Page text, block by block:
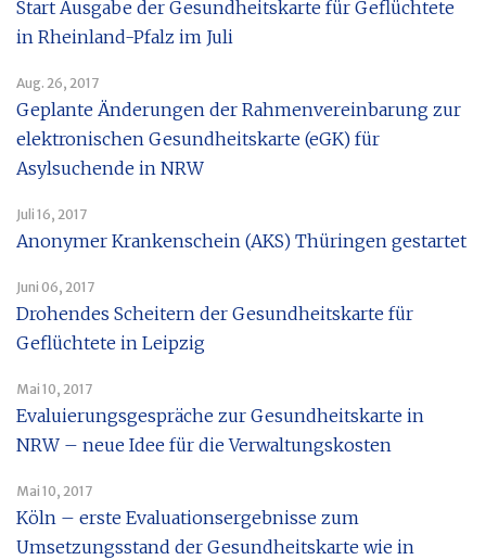
Start Ausgabe der Gesundheitskarte für Geflüchtete
in Rheinland-Pfalz im Juli
Aug. 26, 2017
Geplante Änderungen der Rahmenvereinbarung zur
elektronischen Gesundheitskarte (eGK) für
Asylsuchende in NRW
Juli 16, 2017
Anonymer Krankenschein (AKS) Thüringen gestartet
Juni 06, 2017
Drohendes Scheitern der Gesundheitskarte für
Geflüchtete in Leipzig
Mai 10, 2017
Evaluierungsgespräche zur Gesundheitskarte in
NRW – neue Idee für die Verwaltungskosten
Mai 10, 2017
Köln – erste Evaluationsergebnisse zum
Umsetzungsstand der Gesundheitskarte wie in